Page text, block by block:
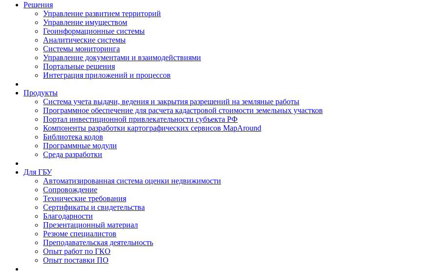
Решения
Управление развитием территорий
Управление имуществом
Геоинформационные системы
Аналитические системы
Системы мониторинга
Управление документами и взаимодействиями
Портальные решения
Интеграция приложений и процессов
Продукты
Система учета выдачи, ведения и закрытия разрешений на земляные работы
Программное обеспечение для расчета кадастровой стоимости земельных участков
Портал инвестиционной привлекательности субъекта РФ
Компоненты разработки картографических сервисов MapAround
Библиотека кодов
Программные модули
Среда разработки
Для ГБУ
Автоматизированная система оценки недвижимости
Сопровождение
Технические требования
Сертификаты и свидетельства
Благодарности
Презентационный материал
Резюме специалистов
Преподавательская деятельность
Опыт работ по ГКО
Опыт поставки ПО